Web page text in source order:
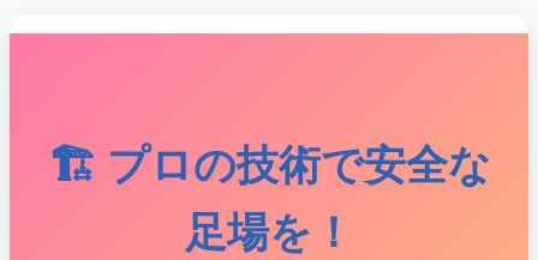
🏗️ プロの技術で安全な
足場を！